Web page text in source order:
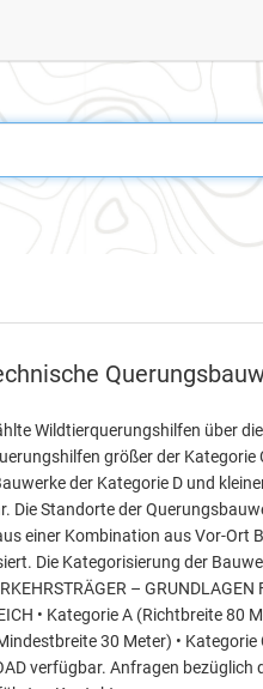
Wildtierquerungshilfen über
größer der
der Kategorie D und
Die Standorte der
einer Kombination aus Vor-Ort
Die Kategorisierung der
–
• Kategorie A (Richtbreite 80
30 Meter) •
verfügbar. Anfragen